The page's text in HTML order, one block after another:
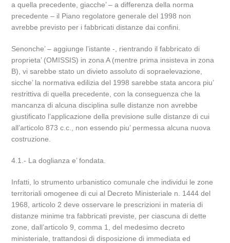
a quella precedente, giacche’ – a differenza della norma
precedente – il Piano regolatore generale del 1998 non
avrebbe previsto per i fabbricati distanze dai confini.
Senonche’ – aggiunge l’istante -, rientrando il fabbricato di
proprieta’ (OMISSIS) in zona A (mentre prima insisteva in zona
B), vi sarebbe stato un divieto assoluto di sopraelevazione,
sicche’ la normativa edilizia del 1998 sarebbe stata ancora piu’
restrittiva di quella precedente, con la conseguenza che la
mancanza di alcuna disciplina sulle distanze non avrebbe
giustificato l’applicazione della previsione sulle distanze di cui
all’articolo 873 c.c., non essendo piu’ permessa alcuna nuova
costruzione.
4.1.- La doglianza e’ fondata.
Infatti, lo strumento urbanistico comunale che individui le zone
territoriali omogenee di cui al Decreto Ministeriale n. 1444 del
1968, articolo 2 deve osservare le prescrizioni in materia di
distanze minime tra fabbricati previste, per ciascuna di dette
zone, dall’articolo 9, comma 1, del medesimo decreto
ministeriale, trattandosi di disposizione di immediata ed